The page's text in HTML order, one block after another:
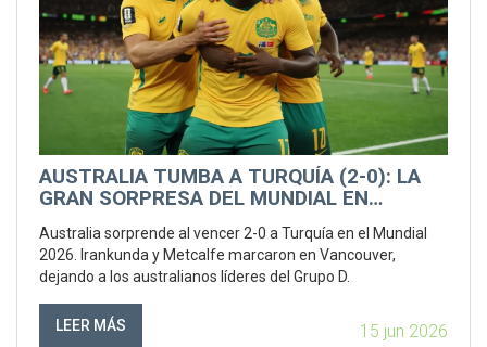
AUSTRALIA TUMBA A TURQUÍA (2-0): LA
GRAN SORPRESA DEL MUNDIAL EN
Australia sorprende al vencer 2-0 a Turquía en el Mundial
2026. Irankunda y Metcalfe marcaron en Vancouver,
dejando a los australianos líderes del Grupo D.
LEER MÁS 15 jun 2026